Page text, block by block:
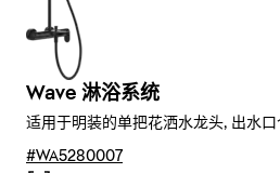
Wave 淋浴系统
适用于明装的单把花洒水龙头, 出水
#WA5280007